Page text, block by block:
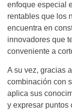
enfoque especial
rentables que los
encuentra en
innovadores que
conveniente a
A su vez, gracias
combinación con
aplica sus
y expresar puntos